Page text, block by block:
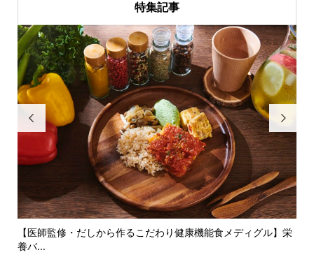
特集記事

【医師監修・だしから作るこだわり健康機能食メディグル】栄
養バ...
